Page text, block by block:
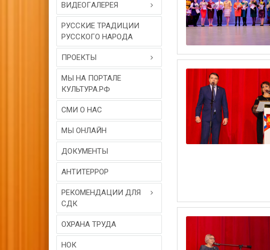
ВИДЕОГAЛЕРЕЯ
РУССКИЕ ТРАДИЦИИ
РУССКОГО НАРОДА
ПРОЕКТЫ
МЫ НА ПОРТАЛЕ
КУЛЬТУРА.РФ
СМИ О НАС
МЫ ОНЛАЙН
ДОКУМЕНТЫ
АНТИТЕРРОР
РЕКОМЕНДАЦИИ ДЛЯ
СДК
ОХРАНА ТРУДА
НОК